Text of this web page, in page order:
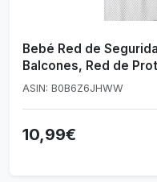
Bebé Red de
Balcones, Red de
Seguridad Niños,
ASIN: B0B6Z6JHWW
10,99€